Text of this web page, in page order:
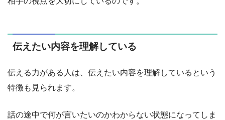
伝えたい内容を理解している
伝える力がある人は、伝えたい内容を理解しているという
特徴も見られます。
話の途中で何が言いたいのかわからない状態になってしま